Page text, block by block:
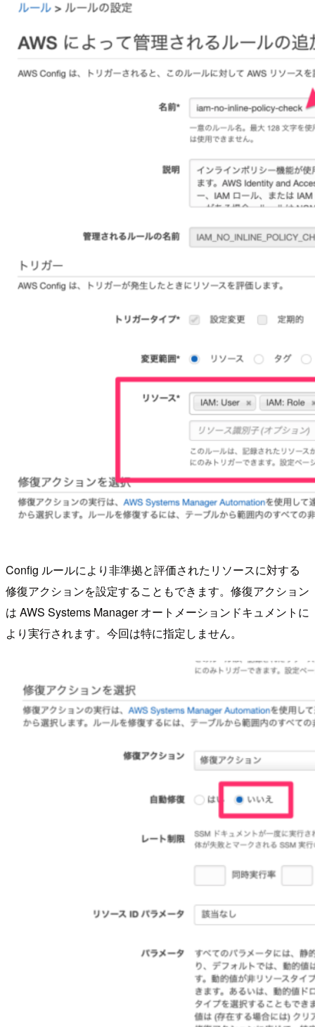
Config ルールにより非準拠と評価されたリソースに対する
修復アクションを設定することもできます。修復アクション
は AWS Systems Manager オートメーションドキュメントに
より実行されます。今回は特に指定しません。